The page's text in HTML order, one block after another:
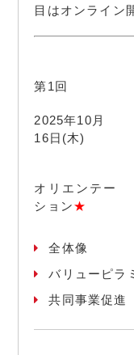
目はオンライン
第1回
2025年10月
16日(木)
オリエンテー
ション★
全体像
バリューピラ
共同事業促進